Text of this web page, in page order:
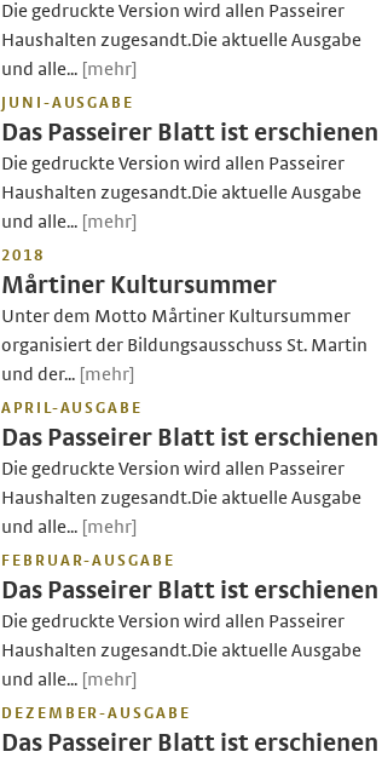
Die gedruckte Version wird allen Passeirer
Haushalten zugesandt.Die aktuelle Ausgabe
und alle... [mehr]
JUNI-AUSGABE
Das Passeirer Blatt ist erschienen
Die gedruckte Version wird allen Passeirer
Haushalten zugesandt.Die aktuelle Ausgabe
und alle... [mehr]
2018
Mårtiner Kultursummer
Unter dem Motto Mårtiner Kultursummer
organisiert der Bildungsausschuss St. Martin
und der... [mehr]
APRIL-AUSGABE
Das Passeirer Blatt ist erschienen
Die gedruckte Version wird allen Passeirer
Haushalten zugesandt.Die aktuelle Ausgabe
und alle... [mehr]
FEBRUAR-AUSGABE
Das Passeirer Blatt ist erschienen
Die gedruckte Version wird allen Passeirer
Haushalten zugesandt.Die aktuelle Ausgabe
und alle... [mehr]
DEZEMBER-AUSGABE
Das Passeirer Blatt ist erschienen